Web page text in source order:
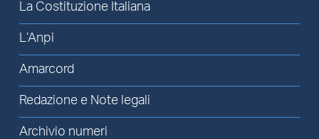
La Costituzione Italiana
L’Anpi
Amarcord
Redazione e Note legali
Archivio numeri